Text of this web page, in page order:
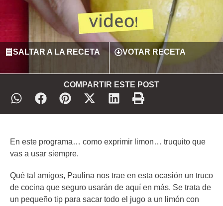
SALTAR A LA RECETA VOTAR RECETA
COMPARTIR ESTE POST
En este programa… como exprimir limon… truquito que
vas a usar siempre.
Qué tal amigos, Paulina nos trae en esta ocasión un truco
de cocina que seguro usarán de aquí en más. Se trata de
un pequeño tip para sacar todo el jugo a un limón con